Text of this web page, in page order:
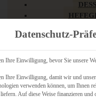
LOW CARB
MY
SÜSSES
Datenschutz-
Ihre Einwilligung, bevor Sie unsere
Ihre Einwilligung, damit wir und
verwenden können, um Ihnen
Auf diese Weise finanzieren und